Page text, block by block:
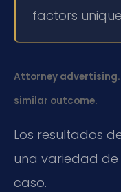
factors
Attorney
similar outcome.
Los resultados
una variedad
caso.